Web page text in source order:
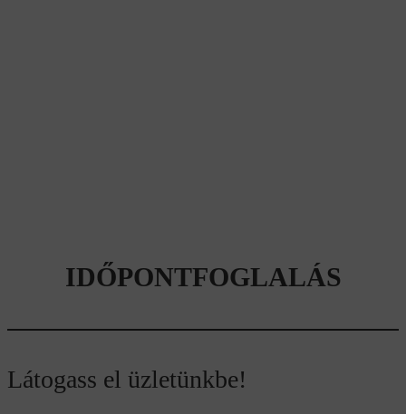
IDŐPONTFOGLALÁS
Látogass el üzletünkbe!